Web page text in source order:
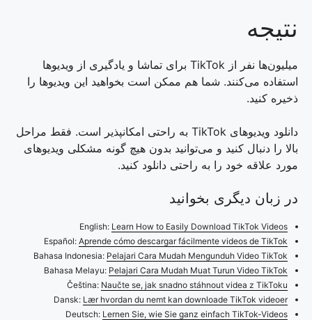
نتیجه
میلیون‌ها نفر از TikTok برای تماشا و یادگیری از ویدیوها
استفاده می‌کنند. شما هم ممکن است بخواهید این ویدیوها را
ذخیره کنید.
دانلود ویدیوهای TikTok به راحتی امکانپذیر است. فقط مراحل
بالا را دنبال کنید و می‌توانید بدون هیچ گونه مشکلی ویدیوهای
مورد علاقه خود را به راحتی دانلود کنید.
در زبان دیگری بخوانید
English: Learn How to Easily Download TikTok Videos
Español: Aprende cómo descargar fácilmente videos de TikTok
Bahasa Indonesia: Pelajari Cara Mudah Mengunduh Video TikTok
Bahasa Melayu: Pelajari Cara Mudah Muat Turun Video TikTok
Čeština: Naučte se, jak snadno stáhnout videa z TikToku
Dansk: Lær hvordan du nemt kan downloade TikTok videoer
Deutsch: Lernen Sie, wie Sie ganz einfach TikTok-Videos